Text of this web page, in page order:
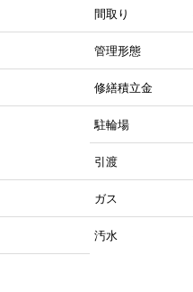
間取り
管理形態
修繕積立金
駐輪場
引渡
ガス
汚水